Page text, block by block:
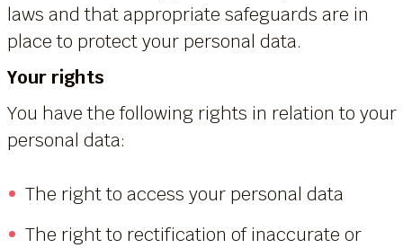
laws and that appropriate safeguards are in
place to protect your personal data.
Your rights
You have the following rights in relation to your
personal data:
The right to access your personal data
The right to rectification of inaccurate or